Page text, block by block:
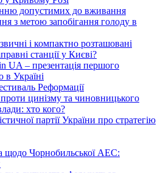
допустимих до вживання
з метою запобігання голоду в
і компактно розташовані
станції у Києві?
UA – презентація першого
в Україні
Реформації
цинізму та чиновницького
хто кого?
партії України про стратегію
щодо Чорнобильської АЕС: